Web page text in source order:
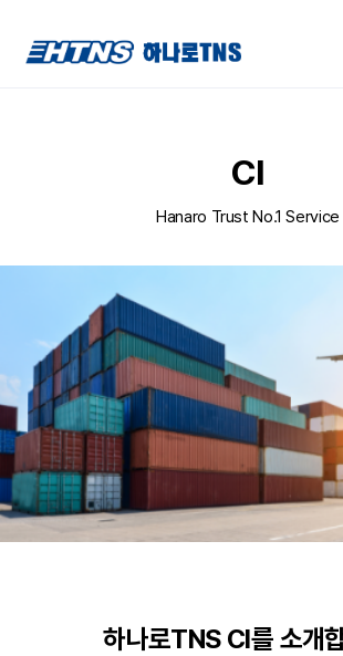
하나로TNS
CI
Hanaro Trust No.1 Service
하나로TNS CI를 소개